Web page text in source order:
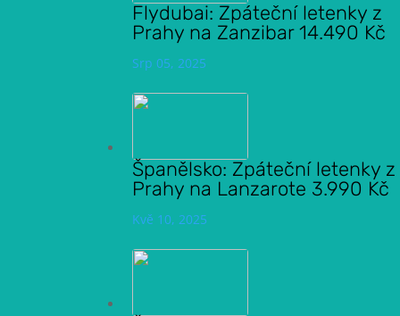
Flydubai: Zpáteční letenky z
Prahy na Zanzibar 14.490 Kč
Srp 05, 2025
Španělsko: Zpáteční letenky z
Prahy na Lanzarote 3.990 Kč
Kvě 10, 2025